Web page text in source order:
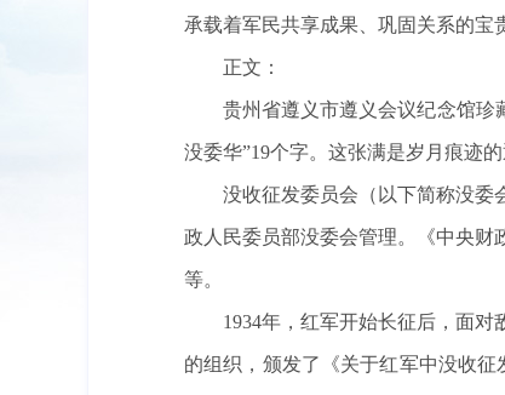
承载着军民共享成果、巩固关系的宝
正文：
贵州省遵义市遵义会议纪念馆珍
没委华”19个字。这张满是岁月痕迹
没收征发委员会（以下简称没委
政人民委员部没委会管理。《中央财
等。
1934年，红军开始长征后，面
的组织，颁发了《关于红军中没收